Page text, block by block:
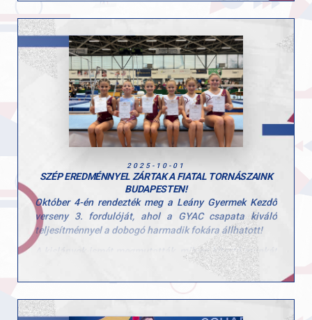
segítik a legkisebbeket az első sportélményeikhez.
2025-10-01
SZÉP EREDMÉNNYEL ZÁRTAK A FIATAL TORNÁSZAINK
BUDAPESTEN!
Október 4-én rendezték meg a Leány Gyermek Kezdő
verseny 3. fordulóját, ahol a GYAC csapata kiváló
teljesítménnyel a dobogó harmadik fokára állhatott!
A kislányok ismét megmutatták, milyen kitartó munkát
végeznek hétről hétre, és hogy a csapategység valódi
A csapat tagjai: Tátrai Karolina, Scheller Júlia Anna,
Stoiber Dalma, Hunorfi Heléna és Zoller-Delbó Zorka.